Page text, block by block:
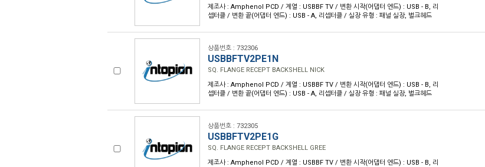
제조사 : Amphenol PCD / 계열 : USBBF TV / 변환 시작(어댑터 엔드) : USB - B, 리
셉터클 / 변환 끝(어댑터 엔드) : USB - A, 리셉터클 / 실장 유형 : 패널 실장, 벌크헤드
상품번호 : 732306
USBBFTV2PE1N
SQ. FLANGE RECEPT BACKSHELL NICK
제조사 : Amphenol PCD / 계열 : USBBF TV / 변환 시작(어댑터 엔드) : USB - B, 리
셉터클 / 변환 끝(어댑터 엔드) : USB - A, 리셉터클 / 실장 유형 : 패널 실장, 벌크헤드
상품번호 : 732305
USBBFTV2PE1G
SQ. FLANGE RECEPT BACKSHELL GREE
제조사 : Amphenol PCD / 계열 : USBBF TV / 변환 시작(어댑터 엔드) : USB - B, 리